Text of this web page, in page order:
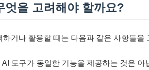
엇을 고려해야 할까요?
거나 활용할 때는 다음과 같은 사항들을
AI 도구가 동일한 기능을 제공하는 것은